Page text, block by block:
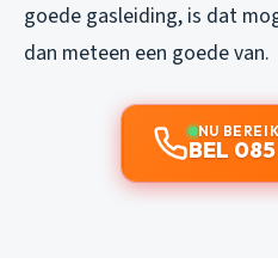
goede gasleiding, is dat
dan meteen een goede van.
NU
BEL